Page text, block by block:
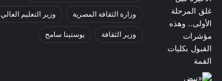
وزارة الثقافة المصرية وزير التعليم العالي
وزير الثقافة يوستينا سامح